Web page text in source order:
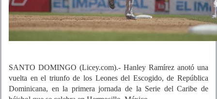
SANTO DOMINGO (Licey.com).- Hanley Ramírez anotó una
vuelta en el triunfo de los Leones del Escogido, de República
Dominicana, en la primera jornada de la Serie del Caribe de